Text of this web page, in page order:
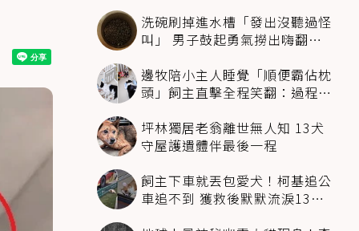
洗碗刷掉進水槽「發出沒聽過怪
叫」 男子鼓起勇氣撈出嗨翻：
邊牧陪小主人睡覺「順便霸佔枕
頭」飼主直擊全程笑翻：過程絲
坪林獨居老翁離世無人知 13犬
守屋護遺體伴最後一程
飼主下車就丟包愛犬！柯基追公
車追不到 獲救後默默流淚13萬